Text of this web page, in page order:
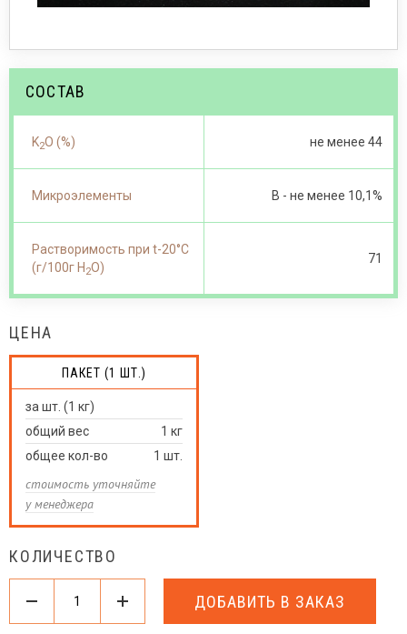
СОСТАВ
K2O (%) не менее 44
Микроэлементы В - не менее 10,1%
Растворимость при t-20°С
(г/100г Н 2О)
71
ЦЕНА
ПАКЕТ (1 ШТ.)
за шт. (1 кг)
общий вес
1 кг
общее кол-во
1 шт.
стоимость уточняйте
у менеджера
КОЛИЧЕСТВО
ДОБАВИТЬ В ЗАКАЗ